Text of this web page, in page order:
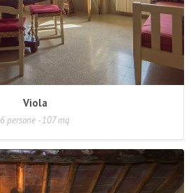
Viola
6 persone - 107 mq